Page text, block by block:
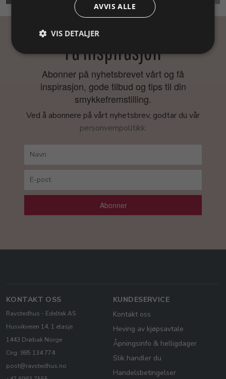
Få inspirasjon
Abonner på nyhetsbrevet vårt og få
inspirasjon, gode tilbud og tips til din
smykkefremstilling.
Ved å abonnere på vårt nyhetsbrev, godtar du vår
personvernpolitikk.
Abonner
KONTAKT OSS
Ravstedhus - Edeltek AS
Husvikveien 14, 1 etasje
1443 Drøbak Norge
Org: 985 134 774
post@ravstedhus.no
KUNDESERVICE
Kontakt oss
Heving av kjøpsavtale
Åpningsinfo & helligdager
Slik handler du
Handelsbetingelser
AVVIS ALLE
VIS DETALJER